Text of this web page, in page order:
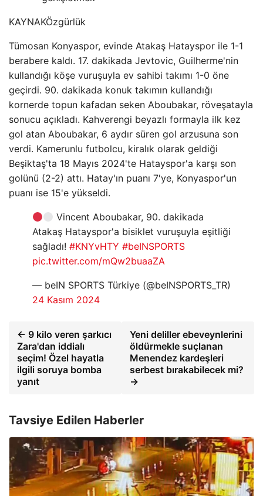
KAYNAKÖzgürlük
Tümosan Konyaspor, evinde Atakaş Hatayspor ile 1-1
berabere kaldı. 17. dakikada Jevtovic, Guilherme'nin
kullandığı köşe vuruşuyla ev sahibi takımı 1-0 öne
geçirdi. 90. dakikada konuk takımın kullandığı
kornerde topun kafadan seken Aboubakar, röveşatayla
sonucu açıkladı. Kahverengi beyazlı formayla ilk kez
gol atan Aboubakar, 6 aydır süren gol arzusuna son
verdi. Kamerunlu futbolcu, kiralık olarak geldiği
Beşiktaş'ta 18 Mayıs 2024'te Hatayspor'a karşı son
golünü (2-2) attı. Hatay'ın puanı 7'ye, Konyaspor'un
puanı ise 15'e yükseldi.
Vincent Aboubakar, 90. dakikada
Atakaş Hatayspor'a bisiklet vuruşuyla eşitliği
sağladı! #KNYvHTY #beINSPORTS
pic.twitter.com/mQw2buaaZA
— beIN SPORTS Türkiye (@beINSPORTS_TR)
24 Kasım 2024
← 9 kilo veren şarkıcı
Zara'dan iddialı
seçim! Özel hayatla
ilgili soruya bomba
yanıt
Yeni deliller ebeveynlerini
öldürmekle suçlanan
Menendez kardeşleri
serbest bırakabilecek mi?
→
Tavsiye Edilen Haberler